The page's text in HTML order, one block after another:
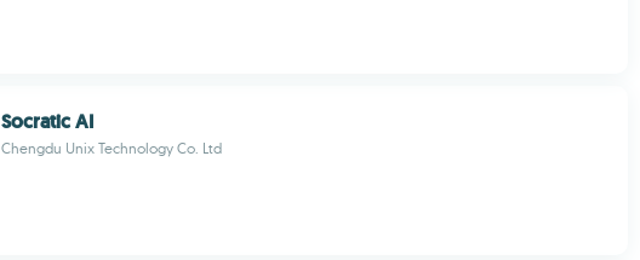
Socratic AI
Chengdu Unix Technology Co. Ltd